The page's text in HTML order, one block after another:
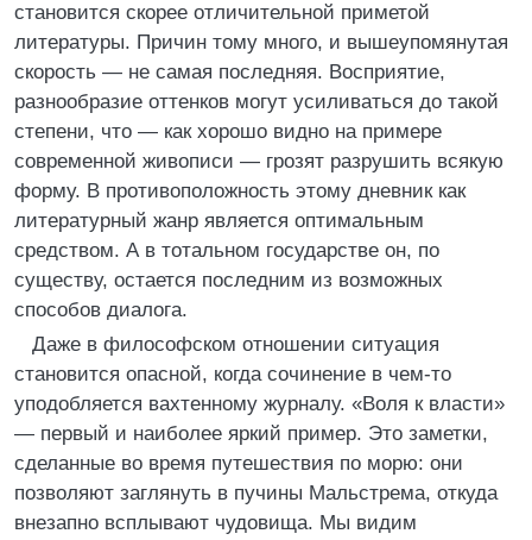
становится скорее отличительной приметой
литературы. Причин тому много, и вышеупомянутая
скорость — не самая последняя. Восприятие,
разнообразие оттенков могут усиливаться до такой
степени, что — как хорошо видно на примере
современной живописи — грозят разрушить всякую
форму. В противоположность этому дневник как
литературный жанр является оптимальным
средством. А в тотальном государстве он, по
существу, остается последним из возможных
способов диалога.
Даже в философском отношении ситуация
становится опасной, когда сочинение в чем-то
уподобляется вахтенному журналу. «Воля к власти»
— первый и наиболее яркий пример. Это заметки,
сделанные во время путешествия по морю: они
позволяют заглянуть в пучины Мальстрема, откуда
внезапно всплывают чудовища. Мы видим